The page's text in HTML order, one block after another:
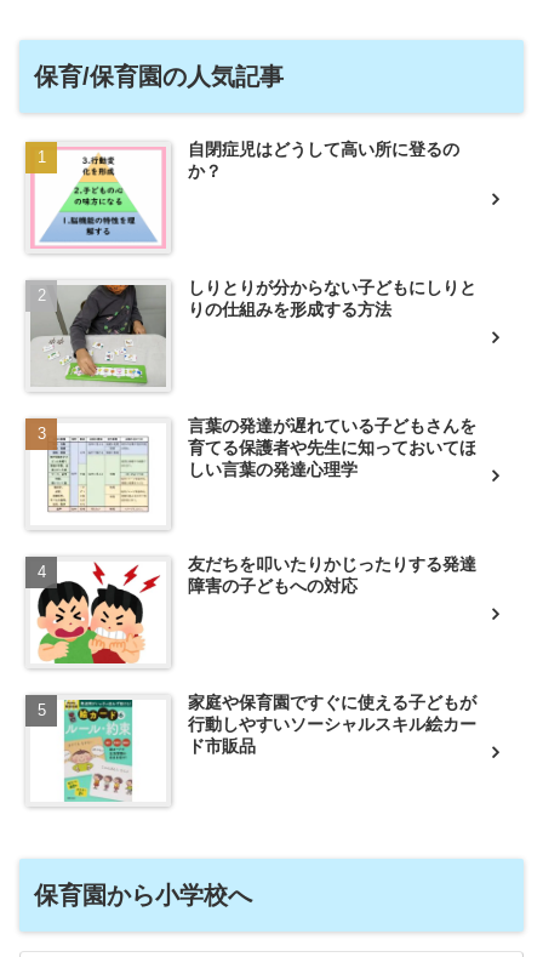
保育/保育園の人気記事
自閉症児はどうして高い所に登るの
か？
しりとりが分からない子どもにしりと
りの仕組みを形成する方法
言葉の発達が遅れている子どもさんを
育てる保護者や先生に知っておいてほ
しい言葉の発達心理学
友だちを叩いたりかじったりする発達
障害の子どもへの対応
家庭や保育園ですぐに使える子どもが
行動しやすいソーシャルスキル絵カー
ド市販品
保育園から小学校へ